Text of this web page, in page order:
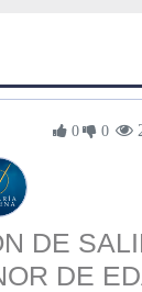
0 0
DE
DE